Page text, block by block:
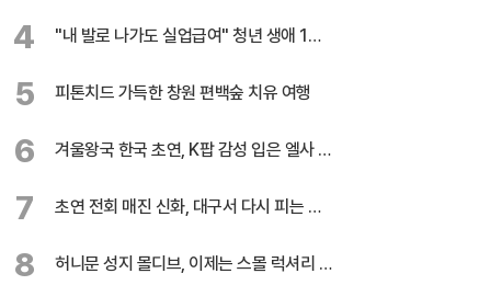
4 "내 발로 나가도 실업급여" 청년 생애 1회
지급
5 피톤치드 가득한 창원 편백숲 치유 여행
6 겨울왕국 한국 초연, K팝 감성 입은 엘사 온
7 초연 전회 매진 신화, 대구서 다시 피는 민
들레
8 허니문 성지 몰디브, 이제는 스몰 럭셔리 시